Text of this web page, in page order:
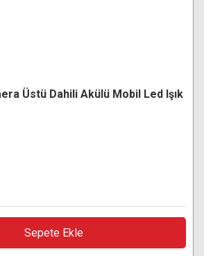
Üstü Dahili Akülü Mobil Led Işık
Sepete Ekle